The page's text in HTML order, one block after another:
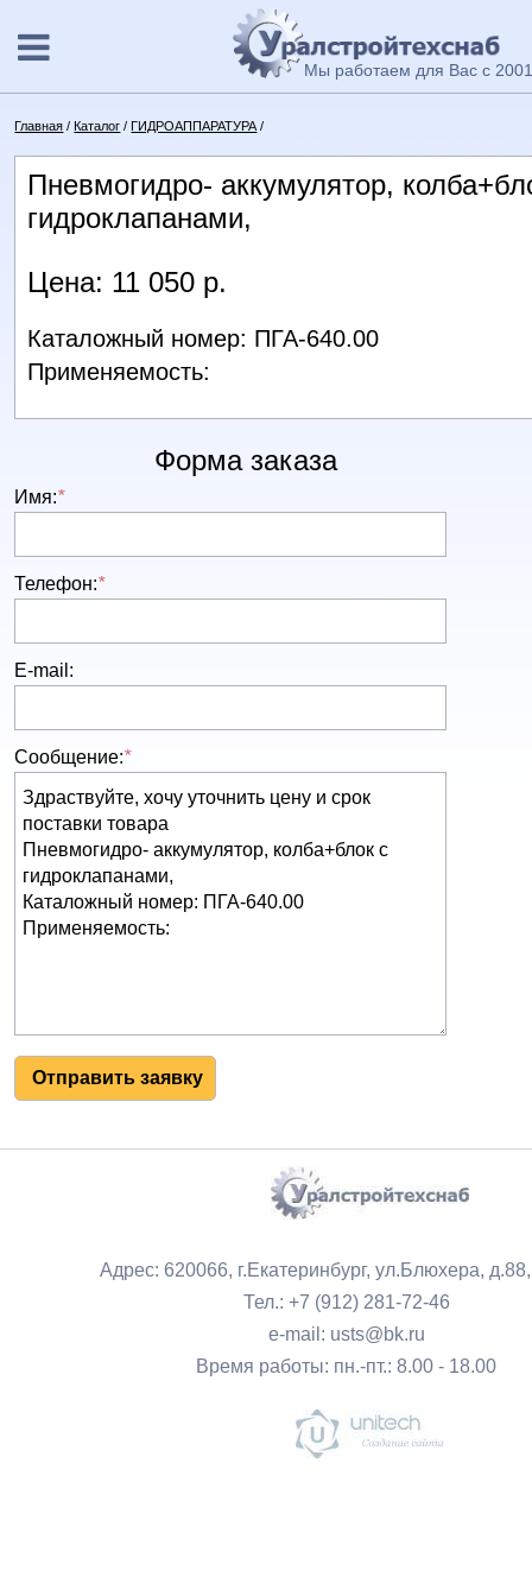
Мы работаем для Вас с
Главная /Каталог /ГИДРОАППАРАТУРА /
Пневмогидро- аккумулятор,
гидроклапанами,
Цена: 11 050 р.
Каталожный номер: ПГА-640.00
Применяемость:
Форма заказа
Имя:*
Телефон:*
E-mail:
Сообщение:*
Адрес: 620066, г.Екатеринбург, ул.Блюхера,
Тел.: +7 (912) 281-72-46
e-mail: usts@bk.ru
Время работы: пн.-пт.: 8.00 - 18.00